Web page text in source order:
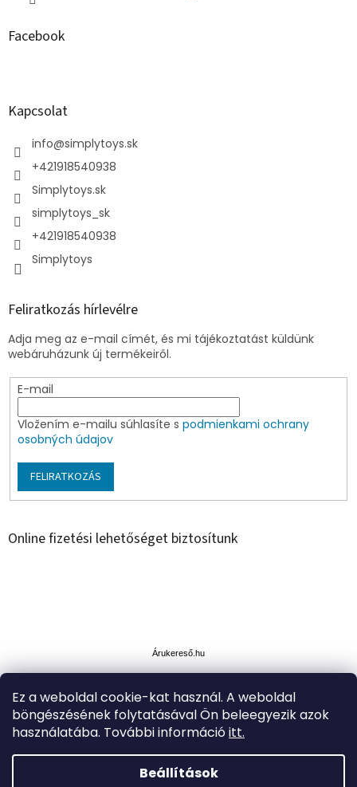
Ez a weboldal cookie-kat használ. A weboldal
böngészésének folytatásával Ön beleegyezik azok
használatába. További információitt.
Beállítások
Facebook
Kapcsolat
info@simplytoys.sk
+421918540938
Simplytoys.sk
simplytoys_sk
+421918540938
Simplytoys
Feliratkozás hírlevélre
Adja meg az e-mail címét, és mi tájékoztatást küldünk
webáruházunk új termékeiről.
E-mail
Vložením e-mailu súhlasíte s podmienkami ochrany
osobných údajov
FELIRATKOZÁS
Online fizetési lehetőséget biztosítunk
k
r
e
s
Árukereső.hu
Shoptet készítette